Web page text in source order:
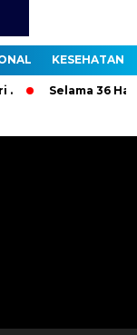
KESEHATAN
Selama 36 Hari, 37